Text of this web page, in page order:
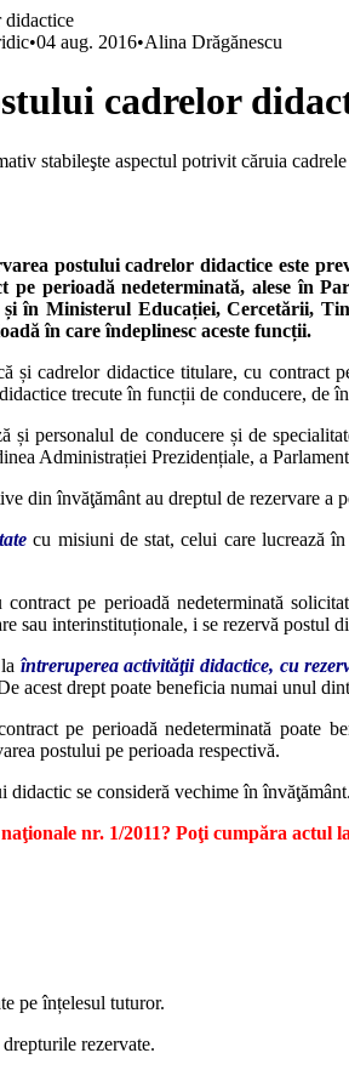
•04 aug. 2016•Alina Drăgănescu
cadrelor
stabileşte aspectul potrivit căruia
postului cadrelor didactice este
pe perioadă nedeterminată, alese în
în Ministerul Educației, Cercetării,
în care îndeplinesc aceste funcții.
și cadrelor didactice titulare, cu contract
trecute în funcții de conducere, de
și personalul de conducere și de
Administrației Prezidențiale, a
din învăţământ au dreptul de rezervare
cu misiuni de stat, celui care lucrează
pe perioadă nedeterminată
sau interinstituționale, i se rezervă postul
întreruperea activităţii didactice, cu
acest drept poate beneficia numai unul
pe perioadă nedeterminată poate
postului pe perioada respectivă.
didactic se consideră vechime în învăţământ.
nr. 1/2011? Poţi cumpăra actul
pe înțelesul tuturor.
rezervate.